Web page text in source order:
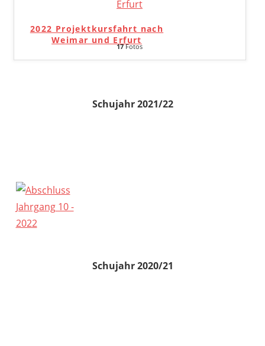
2022 Projektkursfahrt nach
Weimar und Erfurt
17Fotos
Schujahr 2021/22
Schujahr 2020/21